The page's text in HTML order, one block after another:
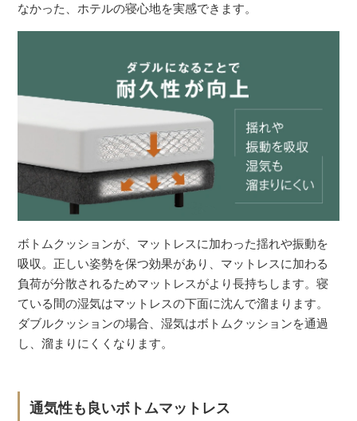
なかった、ホテルの寝心地を実感できます。
ボトムクッションが、マットレスに加わった揺れや振動を
吸収。正しい姿勢を保つ効果があり、マットレスに加わる
負荷が分散されるためマットレスがより長持ちします。寝
ている間の湿気はマットレスの下面に沈んで溜まります。
ダブルクッションの場合、湿気はボトムクッションを通過
し、溜まりにくくなります。
通気性も良いボトムマットレス